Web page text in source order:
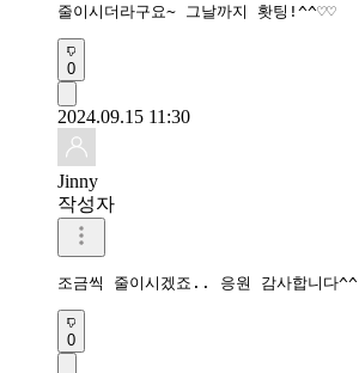
줄이시더라구요~ 그날까지 홧팅!^^♡♡
0
2024.09.15 11:30
Jinny
작성자
조금씩 줄이시겠죠.. 응원 감사합니다^^
0